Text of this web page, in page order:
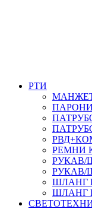
РТИ
РЕМНИ
РУКАВ/
РУКАВ/
ШЛАНГ
ШЛАНГ